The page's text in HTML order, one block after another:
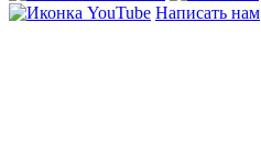
Написать нам